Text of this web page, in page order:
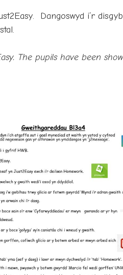
Dangoswyd i’r
The pupils have been